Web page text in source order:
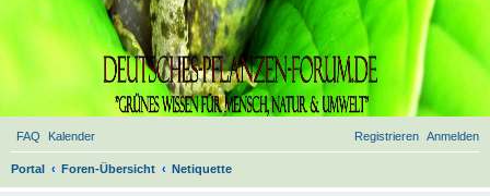
FAQ Kalender Anmelden
Registrieren
Portal Foren-Übersicht Netiquette